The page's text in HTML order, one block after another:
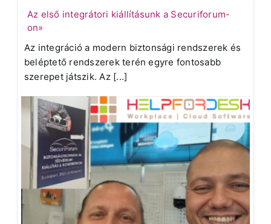
Az első integrátori kiállításunk a Securiforum-
on»
Az integráció a modern biztonsági rendszerek és
beléptető rendszerek terén egyre fontosabb
szerepet játszik. Az [...]